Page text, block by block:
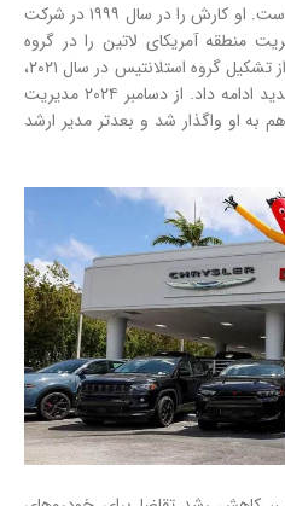
آنتونیو فیلوسا، ۵۲ ساله و ایتالیایی است. او کارش را در سال ۱۹۹۹ در شرکت
کرد و از سال ۲۰۱۸ مدیریت منطقه آمریکای لاتین را در گروه
فیات–کرایسلر بر عهده گرفت. پس از تشکیل گروه استلانتیس در سال ۲۰۲۱،
مدیریت این منطقه را در شرکت جدید ادامه داد. از دسامبر ۲۰۲۴ مدیریت
به او واگذار شد و بعدتر مدیر ارشد